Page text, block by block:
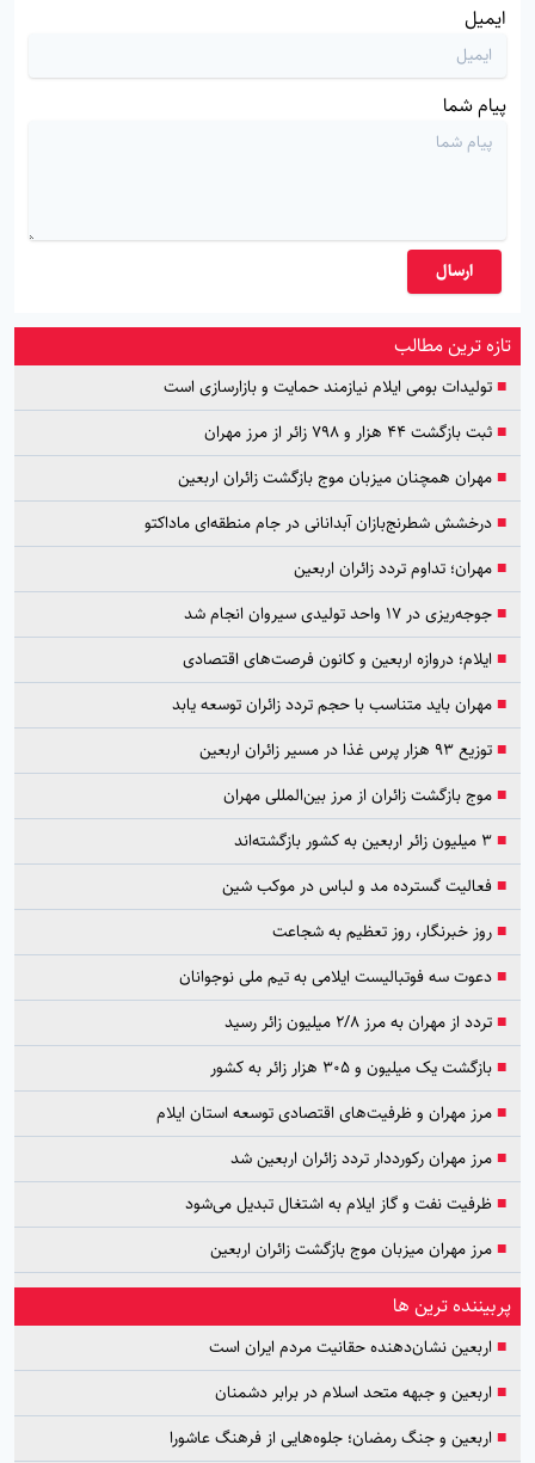
ایمیل
پیام شما
ارسال
تازه ترین مطالب
■تولیدات بومی ایلام نیازمند حمایت و بازارسازی است
■ثبت بازگشت ۴۴ هزار و ۷۹۸ زائر از مرز مهران
■مهران همچنان میزبان موج بازگشت زائران اربعین
■درخشش شطرنج‌بازان آبدانانی در جام منطقه‌ای ماداکتو
■مهران؛ تداوم تردد زائران اربعین
■جوجه‌ریزی در ۱۷ واحد تولیدی سیروان انجام شد
■ ایلام؛ دروازه اربعین و کانون فرصت‌های اقتصادی
■مهران باید متناسب با حجم تردد زائران توسعه یابد
■توزیع ۹۳ هزار پرس غذا در مسیر زائران اربعین
■موج بازگشت زائران از مرز بین‌المللی مهران
■۳ میلیون زائر اربعین به کشور بازگشته‌اند
■فعالیت گسترده مد و لباس در موکب شین
■روز خبرنگار، روز تعظیم به شجاعت
■دعوت سه فوتبالیست ایلامی به تیم ملی نوجوانان
■تردد از مهران به مرز ۲/۸ میلیون زائر رسید
■بازگشت یک میلیون و ۳۰۵ هزار زائر به کشور
■مرز مهران و ظرفیت‌های اقتصادی توسعه استان ایلام
■مرز مهران رکورددار تردد زائران اربعین شد
■ظرفیت نفت و گاز ایلام به اشتغال تبدیل می‌شود
■مرز مهران میزبان موج بازگشت زائران اربعین
پربیننده ترین ها
■ اربعین نشان‌دهنده حقانیت مردم ایران است
■ اربعین و جبهه متحد اسلام در برابر دشمنان
■ اربعین و جنگ رمضان؛ جلوه‌هایی از فرهنگ عاشورا